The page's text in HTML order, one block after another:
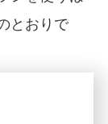
とおりで